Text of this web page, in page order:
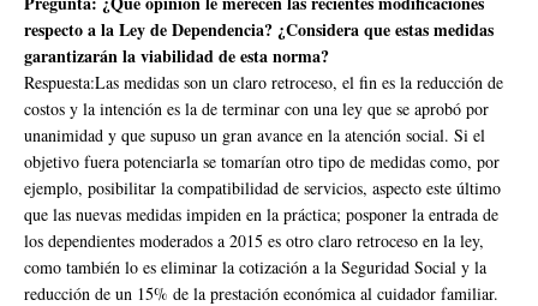
respecto a la Ley de Dependencia? ¿Considera que estas medidas
garantizarán la viabilidad de esta norma?
Respuesta:Las medidas son un claro retroceso, el fin es la reducción de
costos y la intención es la de terminar con una ley que se aprobó por
unanimidad y que supuso un gran avance en la atención social. Si el
objetivo fuera potenciarla se tomarían otro tipo de medidas como, por
ejemplo, posibilitar la compatibilidad de servicios, aspecto este último
que las nuevas medidas impiden en la práctica; posponer la entrada de
los dependientes moderados a 2015 es otro claro retroceso en la ley,
como también lo es eliminar la cotización a la Seguridad Social y la
reducción de un 15% de la prestación económica al cuidador familiar.